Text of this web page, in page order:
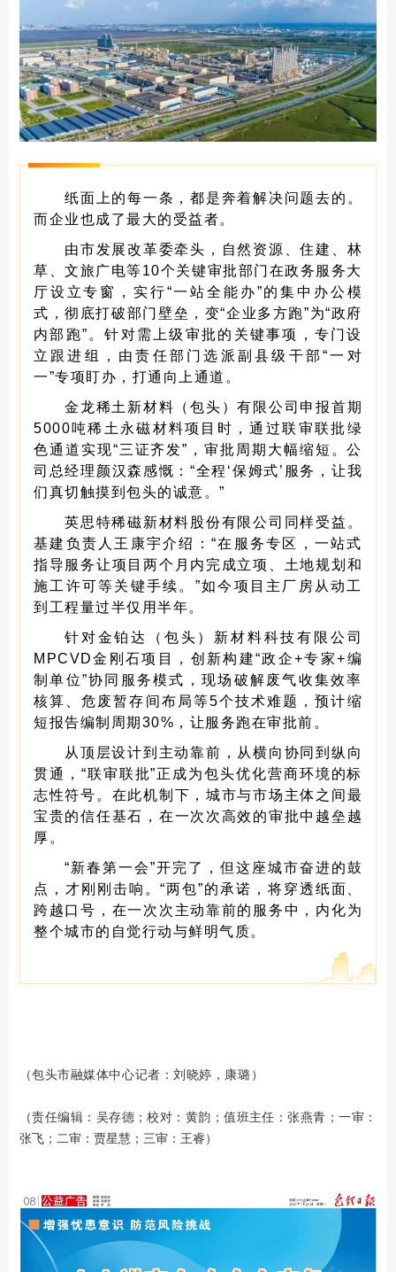
纸面上的每一条，都是奔着解决问题去的。
而企业也成了最大的受益者。
由市发展改革委牵头，自然资源、住建、林
草、文旅广电等10个关键审批部门在政务服务大
厅设立专窗，实行“一站全能办”的集中办公模
式，彻底打破部门壁垒，变“企业多方跑”为“政府
内部跑”。针对需上级审批的关键事项，专门设
立跟进组，由责任部门选派副县级干部“一对
一”专项盯办，打通向上通道。
金龙稀土新材料（包头）有限公司申报首期
5000吨稀土永磁材料项目时，通过联审联批绿
色通道实现“三证齐发”，审批周期大幅缩短。公
司总经理颜汉森感慨：“全程‘保姆式’服务，让我
们真切触摸到包头的诚意。”
英思特稀磁新材料股份有限公司同样受益。
基建负责人王康宇介绍：“在服务专区，一站式
指导服务让项目两个月内完成立项、土地规划和
施工许可等关键手续。”如今项目主厂房从动工
到工程量过半仅用半年。
针对金铂达（包头）新材料科技有限公司
MPCVD金刚石项目，创新构建“政企+专家+编
制单位”协同服务模式，现场破解废气收集效率
核算、危废暂存间布局等5个技术难题，预计缩
短报告编制周期30%，让服务跑在审批前。
从顶层设计到主动靠前，从横向协同到纵向
贯通，“联审联批”正成为包头优化营商环境的标
志性符号。在此机制下，城市与市场主体之间最
宝贵的信任基石，在一次次高效的审批中越垒越
厚。
“新春第一会”开完了，但这座城市奋进的鼓
点，才刚刚击响。“两包”的承诺，将穿透纸面、
跨越口号，在一次次主动靠前的服务中，内化为
整个城市的自觉行动与鲜明气质。
（包头市融媒体中心记者 ：刘晓婷，康璐）
（责任编辑：吴存德；校对：黄韵；值班主任：张燕青；一审：
张飞；二审：贾星慧；三审：王睿）